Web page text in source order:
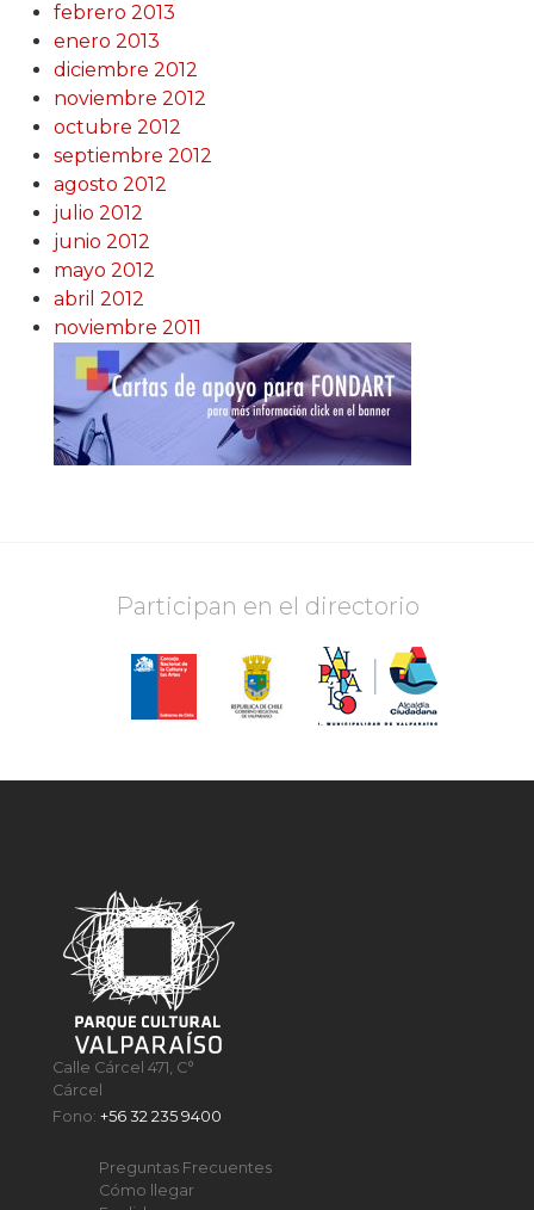
febrero 2013
enero 2013
diciembre 2012
noviembre 2012
octubre 2012
septiembre 2012
agosto 2012
julio 2012
junio 2012
mayo 2012
abril 2012
noviembre 2011
Participan en el directorio
Calle Cárcel 471, C°
Cárcel
Fono:+56 32 235 9400
Preguntas Frecuentes
Cómo llegar